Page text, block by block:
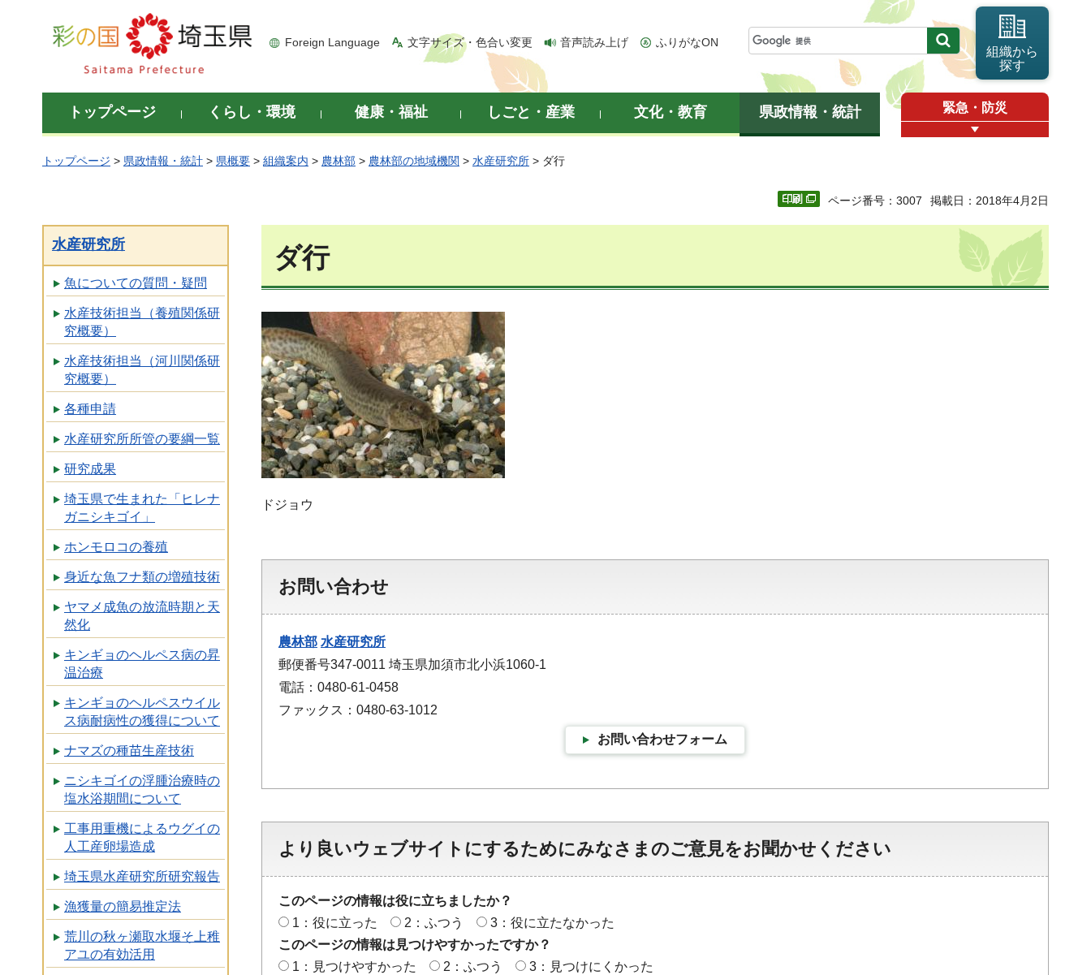
彩の国 埼玉県
Foreign Language 文字サイズ・色合い変更 音声読み上げ ふりがなON
組織から
探す
トップページ くらし・環境 健康・福祉 しごと・産業 文化・教育 県政情報・統計 緊急・防災
トップページ > 県政情報・統計 > 県概要 > 組織案内 > 農林部 > 農林部の地域機関 > 水産研究所 > ダ行
ページ番号：3007 掲載日：2018年4月2日
水産研究所
魚についての質問・疑問
水産技術担当（養殖関係研
究概要）
水産技術担当（河川関係研
究概要）
各種申請
水産研究所所管の要綱一覧
研究成果
埼玉県で生まれた「ヒレナ
ガニシキゴイ」
ホンモロコの養殖
身近な魚フナ類の増殖技術
ヤマメ成魚の放流時期と天
然化
キンギョのヘルペス病の昇
温治療
キンギョのヘルペスウイル
ス病耐病性の獲得について
ナマズの種苗生産技術
ニシキゴイの浮腫治療時の
塩水浴期間について
工事用重機によるウグイの
人工産卵場造成
埼玉県水産研究所研究報告
漁獲量の簡易推定法
荒川の秋ヶ瀬取水堰そ上稚
アユの有効活用
ダ行
ドジョウ
お問い合わせ
農林部 水産研究所
郵便番号347-0011 埼玉県加須市北小浜1060-1
電話：0480-61-0458
ファックス：0480-63-1012
お問い合わせフォーム
より良いウェブサイトにするためにみなさまのご意見をお聞かせください
このページの情報は役に立ちましたか？
1：役に立った
2：ふつう
3：役に立たなかった
このページの情報は見つけやすかったですか？
1：見つけやすかった
2：ふつう 3：見つけにくかった